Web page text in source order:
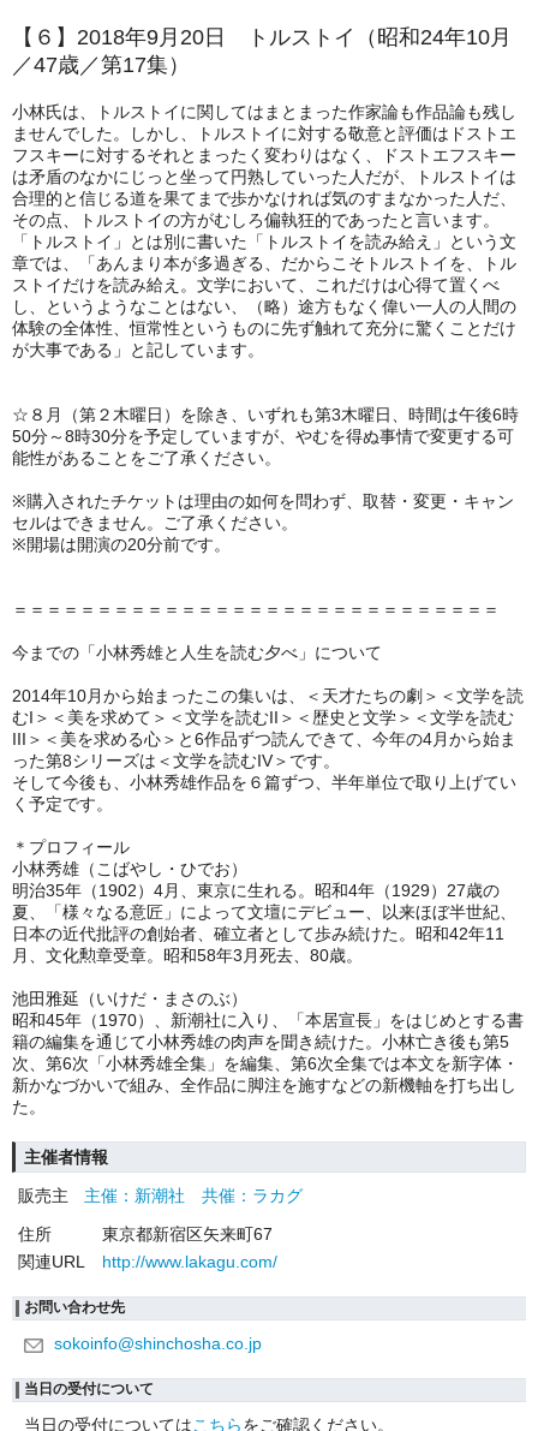
【６】2018年9月20日 トルストイ（昭和24年10月
／47歳／第17集）
小林氏は、トルストイに関してはまとまった作家論も作品論も残し
ませんでした。しかし、トルストイに対する敬意と評価はドストエ
フスキーに対するそれとまったく変わりはなく、ドストエフスキー
は矛盾のなかにじっと坐って円熟していった人だが、トルストイは
合理的と信じる道を果てまで歩かなければ気のすまなかった人だ、
その点、トルストイの方がむしろ偏執狂的であったと言います。
「トルストイ」とは別に書いた「トルストイを読み給え」という文
章では、「あんまり本が多過ぎる、だからこそトルストイを、トル
ストイだけを読み給え。文学において、これだけは心得て置くべ
し、というようなことはない、（略）途方もなく偉い一人の人間の
体験の全体性、恒常性というものに先ず触れて充分に驚くことだけ
が大事である」と記しています。
☆８月（第２木曜日）を除き、いずれも第3木曜日、時間は午後6時
50分～8時30分を予定していますが、やむを得ぬ事情で変更する可
能性があることをご了承ください。
※購入されたチケットは理由の如何を問わず、取替・変更・キャン
セルはできません。ご了承ください。
※開場は開演の20分前です。
＝＝＝＝＝＝＝＝＝＝＝＝＝＝＝＝＝＝＝＝＝＝＝＝＝＝＝＝＝
今までの「小林秀雄と人生を読む夕べ」について
2014年10月から始まったこの集いは、＜天才たちの劇＞＜文学を読
むI＞＜美を求めて＞＜文学を読むII＞＜歴史と文学＞＜文学を読む
III＞＜美を求める心＞と6作品ずつ読んできて、今年の4月から始ま
った第8シリーズは＜文学を読むIV＞です。
そして今後も、小林秀雄作品を６篇ずつ、半年単位で取り上げてい
く予定です。
＊プロフィール
小林秀雄（こばやし・ひでお）
明治35年（1902）4月、東京に生れる。昭和4年（1929）27歳の
夏、「様々なる意匠」によって文壇にデビュー、以来ほぼ半世紀、
日本の近代批評の創始者、確立者として歩み続けた。昭和42年11
月、文化勲章受章。昭和58年3月死去、80歳。
池田雅延（いけだ・まさのぶ）
昭和45年（1970）、新潮社に入り、「本居宣長」をはじめとする書
籍の編集を通じて小林秀雄の肉声を聞き続けた。小林亡き後も第5
次、第6次「小林秀雄全集」を編集、第6次全集では本文を新字体・
新かなづかいで組み、全作品に脚注を施すなどの新機軸を打ち出し
た。
主催者情報
販売主
主催：新潮社 共催：ラカグ
住所
東京都新宿区矢来町67
関連URL
http://www.lakagu.com/
お問い合わせ先
sokoinfo@shinchosha.co.jp
当日の受付について
当日の受付についてはこちらをご確認ください。